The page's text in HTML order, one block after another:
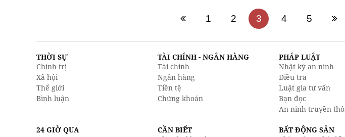
1 2 3 4 5
THỜI SỰ
Chính trị
Xã hội
Thế giới
Bình luận
TÀI CHÍNH - NGÂN HÀNG
Tài chính
Ngân hàng
Tiền tệ
Chứng khoán
PHÁP LUẬT
Nhật ký an ninh
Điều tra
Luật gia tư vấn
Bạn đọc
An ninh truyền
24 GIỜ QUA
CẦN BIẾT
BẤT ĐỘNG SẢN